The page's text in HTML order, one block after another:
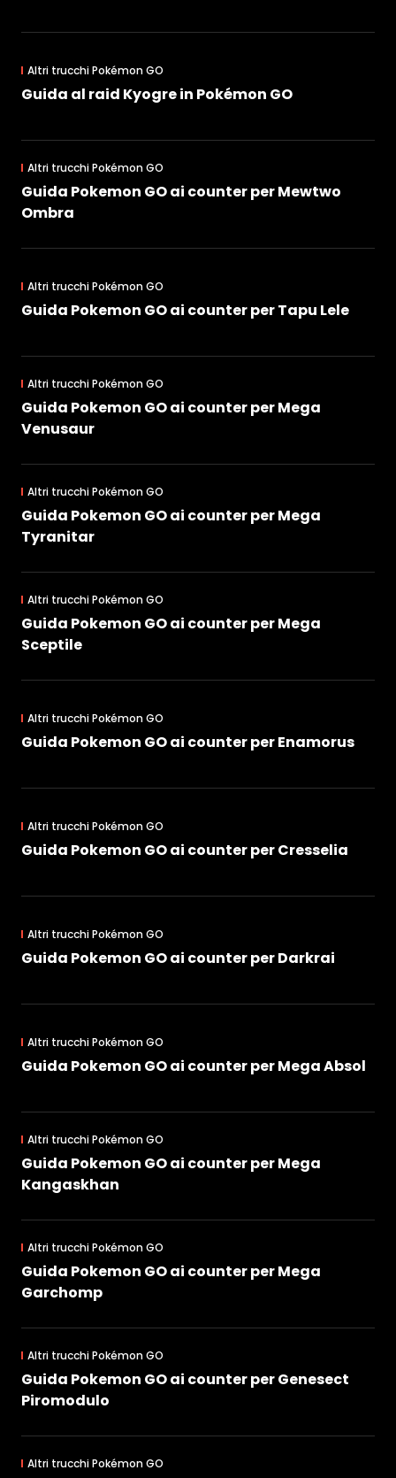
Altri trucchi Pokémon GO
Guida al raid Kyogre in Pokémon GO
Altri trucchi Pokémon GO
Guida Pokemon GO ai counter per Mewtwo
Ombra
Altri trucchi Pokémon GO
Guida Pokemon GO ai counter per Tapu Lele
Altri trucchi Pokémon GO
Guida Pokemon GO ai counter per Mega
Venusaur
Altri trucchi Pokémon GO
Guida Pokemon GO ai counter per Mega
Tyranitar
Altri trucchi Pokémon GO
Guida Pokemon GO ai counter per Mega
Sceptile
Altri trucchi Pokémon GO
Guida Pokemon GO ai counter per Enamorus
Altri trucchi Pokémon GO
Guida Pokemon GO ai counter per Cresselia
Altri trucchi Pokémon GO
Guida Pokemon GO ai counter per Darkrai
Altri trucchi Pokémon GO
Guida Pokemon GO ai counter per Mega Absol
Altri trucchi Pokémon GO
Guida Pokemon GO ai counter per Mega
Kangaskhan
Altri trucchi Pokémon GO
Guida Pokemon GO ai counter per Mega
Garchomp
Altri trucchi Pokémon GO
Guida Pokemon GO ai counter per Genesect
Piromodulo
Altri trucchi Pokémon GO